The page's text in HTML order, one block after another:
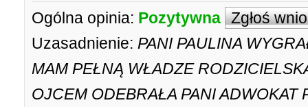
Ogólna opinia: Pozytywna Zgłoś
Uzasadnienie: PANI PAULINA
MAM PEŁNĄ WŁADZE
OJCEM ODEBRAŁA PANI ADWOKAT